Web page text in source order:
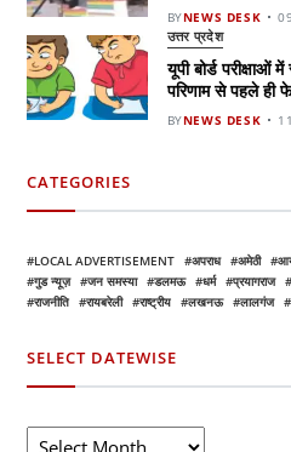
BYNEWS DESK
उत्तर प्रदेश
यूपी बोर्ड
परिणाम से पहले ही
BYNEWS DESK
CATEGORIES
LOCAL ADVERTISEMENT अपराध अमेठी
गुड न्यूज़
जन समस्या डलमऊ धर्म प्रयागराज
राजनीति
रायबरेली राष्ट्रीय लखनऊ लालगंज
SELECT DATEWISE